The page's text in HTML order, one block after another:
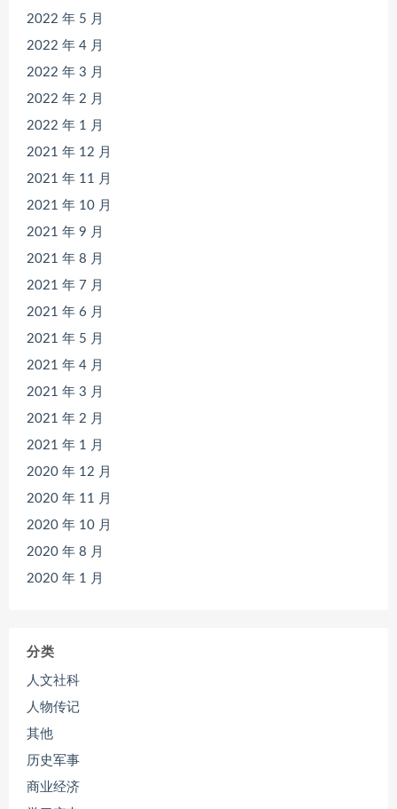
2022 年 5 月
2022 年 4 月
2022 年 3 月
2022 年 2 月
2022 年 1 月
2021 年 12 月
2021 年 11 月
2021 年 10 月
2021 年 9 月
2021 年 8 月
2021 年 7 月
2021 年 6 月
2021 年 5 月
2021 年 4 月
2021 年 3 月
2021 年 2 月
2021 年 1 月
2020 年 12 月
2020 年 11 月
2020 年 10 月
2020 年 8 月
2020 年 1 月
分类
人文社科
人物传记
其他
历史军事
商业经济